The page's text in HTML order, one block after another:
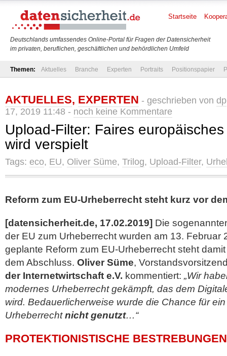
Deutschlands umfassendes Online-Portal für Fragen der Datensicherheit
im privaten, beruflichen, geschäftlichen und behördlichen Umfeld
Startseite
Themen: Aktuelles Branche Experten Portraits Positionspapier
AKTUELLES, EXPERTEN - geschrieben von dp
17, 2019 11:48 - noch keine Kommentare
Upload-Filter: Faires
wird verspielt
Tags: eco, EU, Oliver Süme, Trilog, Upload-Filter,
Reform zum EU-Urheberrecht steht kurz vor
[datensicherheit.de, 17.02.2019] Die
der EU zum Urheberrecht wurden am 13. Februar
geplante Reform zum EU-Urheberrecht steht
dem Abschluss. Oliver Süme,
der Internetwirtschaft e.V. kommentiert: „Wir
modernes Urheberrecht gekämpft, das dem
wird. Bedauerlicherweise wurde die Chance für
Urheberrechtnicht genutzt…“
PROTEKTIONISTISCHE